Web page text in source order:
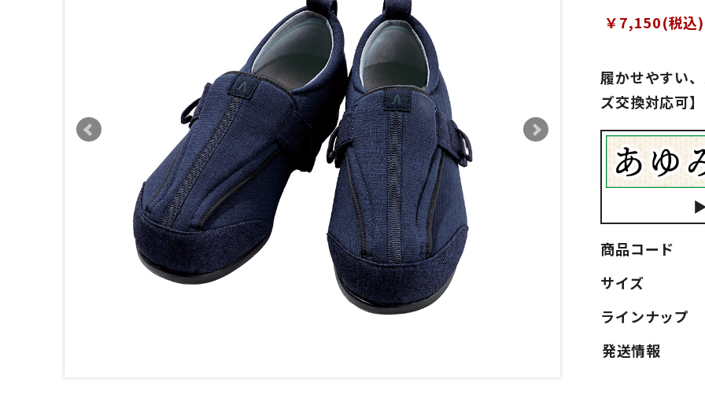
履かせやすい
ズ交換対応可】
￥7,150(税込)
商品コード
サイズ
ラインナップ